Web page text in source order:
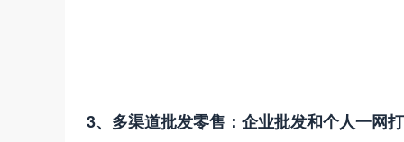
3、多渠道批发零售：企业批发和个人一网